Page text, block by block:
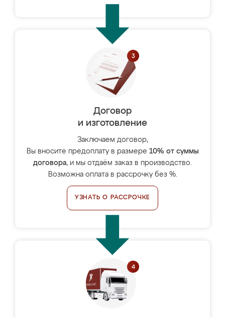
Договор
и изготовление
Заключаем договор,
Вы вносите предоплату в размере 10% от суммы
договора, и мы отдаём заказ в производство.
Возможна оплата в рассрочку без %.
УЗНАТЬ О РАССРОЧКЕ